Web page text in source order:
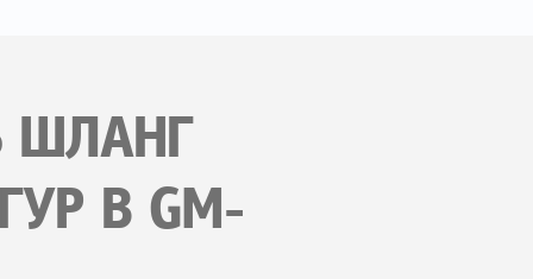
ШЛАНГ
В GM-